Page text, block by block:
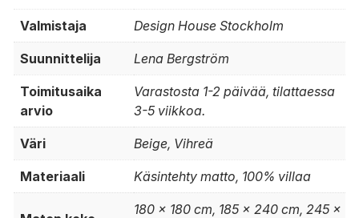
Valmistaja Design House Stockholm
Suunnittelija Lena Bergström
Toimitusaika
arvio
Varastosta 1-2 päivää, tilattaessa
3-5 viikkoa.
Väri Beige, Vihreä
Materiaali Käsintehty matto, 100% villaa
180 x 180 cm, 185 x 240 cm, 245 x